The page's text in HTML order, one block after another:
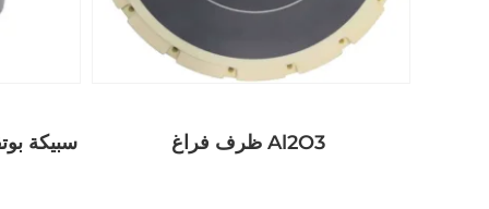
ظرف فراغ Al2O3